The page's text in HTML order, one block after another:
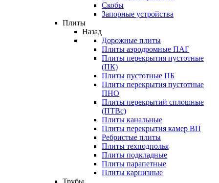
Скобы
Запорные устройства
Плиты
Назад
Дорожные плиты
Плиты аэродромные ПАГ
Плиты перекрытия пустотные
(ПК)
Плиты пустотные ПБ
Плиты перекрытия пустотные
ПНО
Плиты перекрытий сплошные
(ПТВс)
Плиты канальные
Плиты перекрытия камер ВП
Ребристые плиты
Плиты техподполья
Плиты подкладные
Плиты парапетные
Плиты карнизные